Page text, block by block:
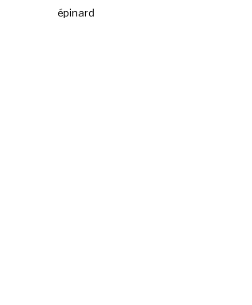
épinard